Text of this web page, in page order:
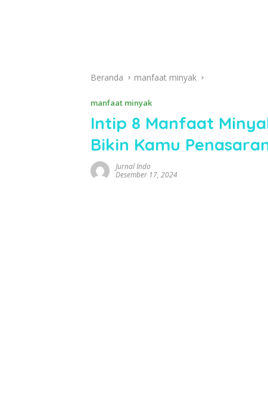
Beranda manfaat minyak
manfaat minyak
Intip 8 Manfaat
Bikin Kamu
Jurnal Indo
Desember 17, 2024